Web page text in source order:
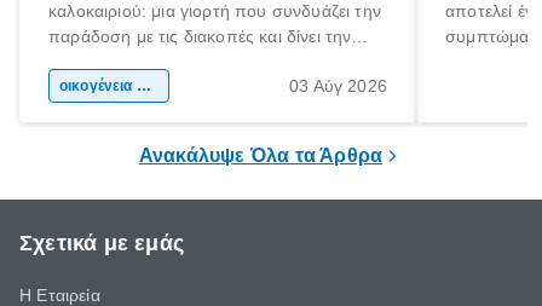
καλοκαιριού: μια γιορτή που συνδυάζει την
παράδοση με τις διακοπές και δίνει την
χώρας. Είτε πρόκειται για λίγες μέρες
οικογένεια & παιδί 03 Αύγ 2026
αποτελεί
Ανακάλυψε Όλα τα Άρθρα
Σχετικά με εμάς
Η Εταιρεία